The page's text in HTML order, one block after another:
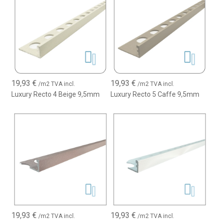
leur donnant une finition professionnelle et moderne.
19,93€ /m2 TVA incl.
Luxury Recto 4 Beige 9,5mm
19,93 € /m2 TVA incl.
Luxury Recto 5 Caffe 9,5mm
19,93€ /m2 TVA incl. 19,93 € /m2 TVA incl.